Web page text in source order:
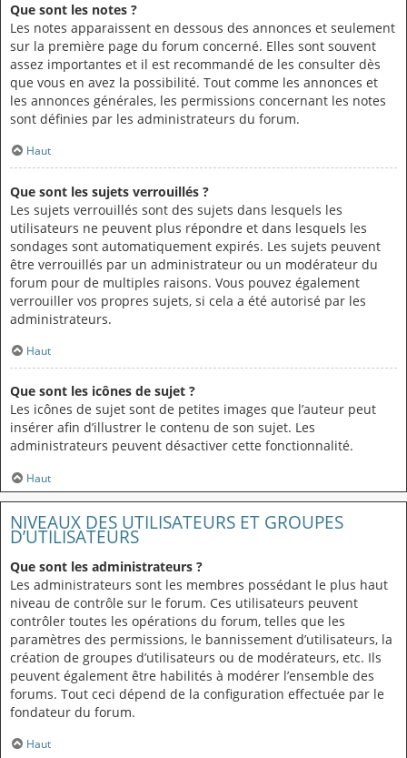
Que sont les notes ?
Les notes apparaissent en dessous des annonces et seulement
sur la première page du forum concerné. Elles sont souvent
assez importantes et il est recommandé de les consulter dès
que vous en avez la possibilité. Tout comme les annonces et
les annonces générales, les permissions concernant les notes
sont définies par les administrateurs du forum.
Haut
Que sont les sujets verrouillés ?
Les sujets verrouillés sont des sujets dans lesquels les
utilisateurs ne peuvent plus répondre et dans lesquels les
sondages sont automatiquement expirés. Les sujets peuvent
être verrouillés par un administrateur ou un modérateur du
forum pour de multiples raisons. Vous pouvez également
verrouiller vos propres sujets, si cela a été autorisé par les
administrateurs.
Haut
Que sont les icônes de sujet ?
Les icônes de sujet sont de petites images que l’auteur peut
insérer afin d’illustrer le contenu de son sujet. Les
administrateurs peuvent désactiver cette fonctionnalité.
Haut
NIVEAUX DES UTILISATEURS ET GROUPES
D’UTILISATEURS
Que sont les administrateurs ?
Les administrateurs sont les membres possédant le plus haut
niveau de contrôle sur le forum. Ces utilisateurs peuvent
contrôler toutes les opérations du forum, telles que les
paramètres des permissions, le bannissement d’utilisateurs, la
création de groupes d’utilisateurs ou de modérateurs, etc. Ils
peuvent également être habilités à modérer l’ensemble des
forums. Tout ceci dépend de la configuration effectuée par le
fondateur du forum.
Haut